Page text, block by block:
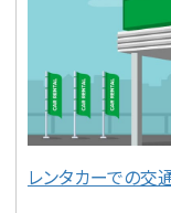
レンタカーでの交